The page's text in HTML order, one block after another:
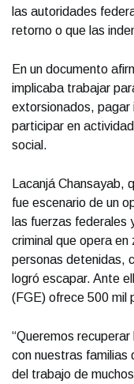
las autoridades
retorno o que las
En un documento
implicaba trabajar
extorsionados, pagar
participar en
social.
Lacanjá Chansayab,
fue escenario de un
las fuerzas federales
criminal que opera
personas detenidas,
logró escapar. Ante
(FGE) ofrece 500 mil
“Queremos
con nuestras familias
del trabajo de